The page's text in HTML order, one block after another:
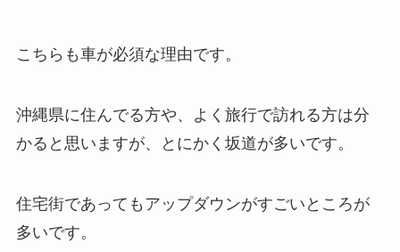
こちらも車が必須な理由です。
沖縄県に住んでる方や、よく旅行で訪れる方は分
かると思いますが、とにかく坂道が多いです。
住宅街であってもアップダウンがすごいところが
多いです。